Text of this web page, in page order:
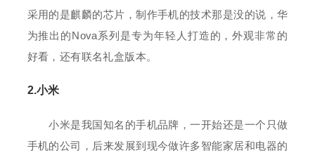
采用的是麒麟的芯片，制作手机的技术那是没的说，华
为推出的Nova系列是专为年轻人打造的，外观非常的
好看，还有联名礼盒版本。
2.小米
小米是我国知名的手机品牌，一开始还是一个只做
手机的公司，后来发展到现今做许多智能家居和电器的